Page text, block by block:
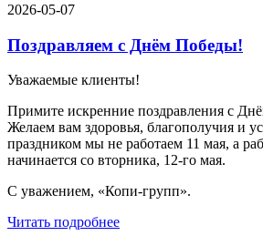
2026-05-07
Поздравляем с Днём Победы!
Уважаемые клиенты!
Примите искренние поздравления с
Желаем вам здоровья, благополучия и
праздником мы не работаем 11 мая, а
начинается со вторника, 12-го мая.
С уважением, «Копи-групп».
Читать подробнее